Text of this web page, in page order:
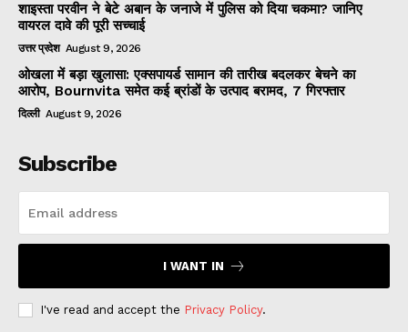
शाइस्ता परवीन ने बेटे अबान के जनाजे में पुलिस को दिया चकमा? जानिए
वायरल दावे की पूरी सच्चाई
उत्तर प्रदेश August 9, 2026
ओखला में बड़ा खुलासा: एक्सपायर्ड सामान की तारीख बदलकर बेचने का
आरोप, Bournvita समेत कई ब्रांडों के उत्पाद बरामद, 7 गिरफ्तार
दिल्ली August 9, 2026
Subscribe
I WANT IN
I've read and accept the Privacy Policy.